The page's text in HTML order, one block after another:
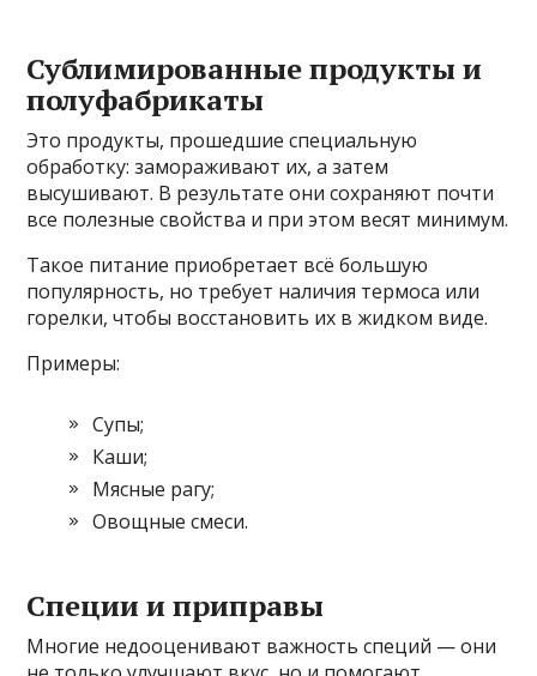
Сублимированные продукты и
полуфабрикаты
Это продукты, прошедшие специальную
обработку: замораживают их, а затем
высушивают. В результате они сохраняют почти
все полезные свойства и при этом весят минимум.
Такое питание приобретает всё большую
популярность, но требует наличия термоса или
горелки, чтобы восстановить их в жидком виде.
Примеры:
Супы;
Каши;
Мясные рагу;
Овощные смеси.
Специи и приправы
Многие недооценивают важность специй — они